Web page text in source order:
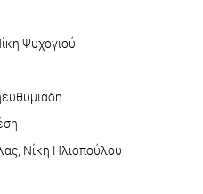
Ψυχογιού
Νίκη Ηλιοπούλου